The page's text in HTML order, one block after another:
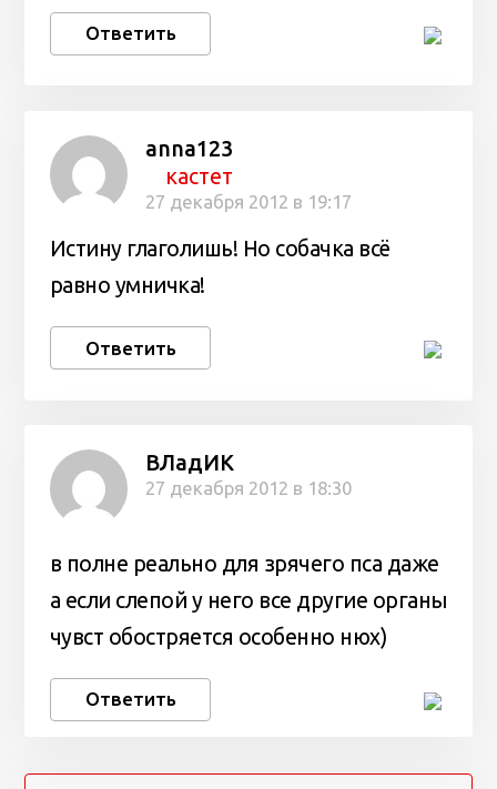
Ответить
anna123
кастет
27 декабря 2012 в 19:17
Истину глаголишь! Но собачка всё
равно умничка!
Ответить
ВЛадИК
27 декабря 2012 в 18:30
в полне реально для зрячего пса даже
а если слепой у него все другие органы
чувст обостряется особенно нюх)
Ответить